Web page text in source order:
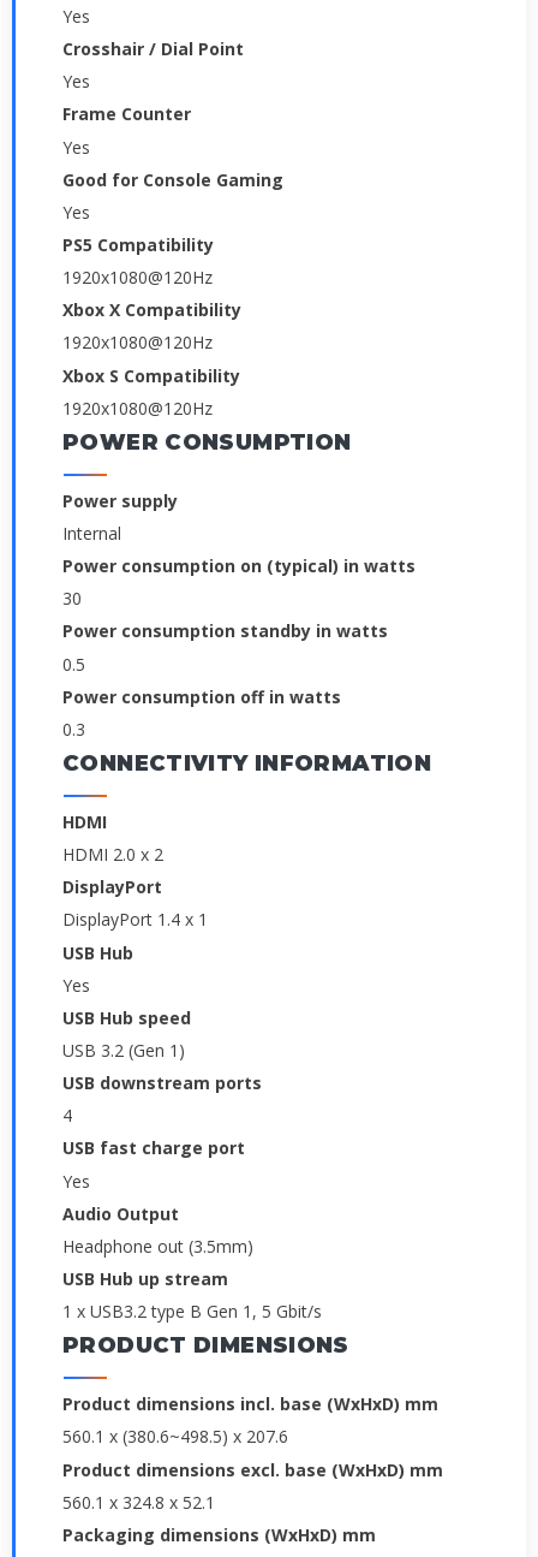
Yes
Crosshair / Dial Point
Yes
Frame Counter
Yes
Good for Console Gaming
Yes
PS5 Compatibility
1920x1080@120Hz
Xbox X Compatibility
1920x1080@120Hz
Xbox S Compatibility
1920x1080@120Hz
POWER CONSUMPTION
Power supply
Internal
Power consumption on (typical) in watts
30
Power consumption standby in watts
0.5
Power consumption off in watts
0.3
CONNECTIVITY INFORMATION
HDMI
HDMI 2.0 x 2
DisplayPort
DisplayPort 1.4 x 1
USB Hub
Yes
USB Hub speed
USB 3.2 (Gen 1)
USB downstream ports
4
USB fast charge port
Yes
Audio Output
Headphone out (3.5mm)
USB Hub up stream
1 x USB3.2 type B Gen 1, 5 Gbit/s
PRODUCT DIMENSIONS
Product dimensions incl. base (WxHxD) mm
560.1 x (380.6~498.5) x 207.6
Product dimensions excl. base (WxHxD) mm
560.1 x 324.8 x 52.1
Packaging dimensions (WxHxD) mm